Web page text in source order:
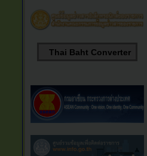
Thai Baht Converter